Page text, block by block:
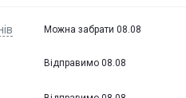
Можна забрати 08.08
Відправимо 08.08